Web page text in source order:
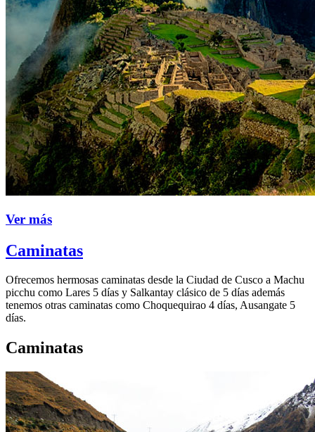
Ver más
Caminatas
Ofrecemos hermosas caminatas desde la Ciudad de Cusco a Machu
picchu como Lares 5 días y Salkantay clásico de 5 días además
tenemos otras caminatas como Choquequirao 4 días, Ausangate 5
días.
Caminatas